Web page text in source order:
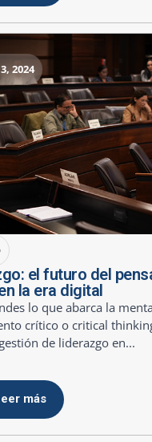
2024
el futuro del
la era digital
lo que abarca la
crítico o critical
de liderazgo en...
más